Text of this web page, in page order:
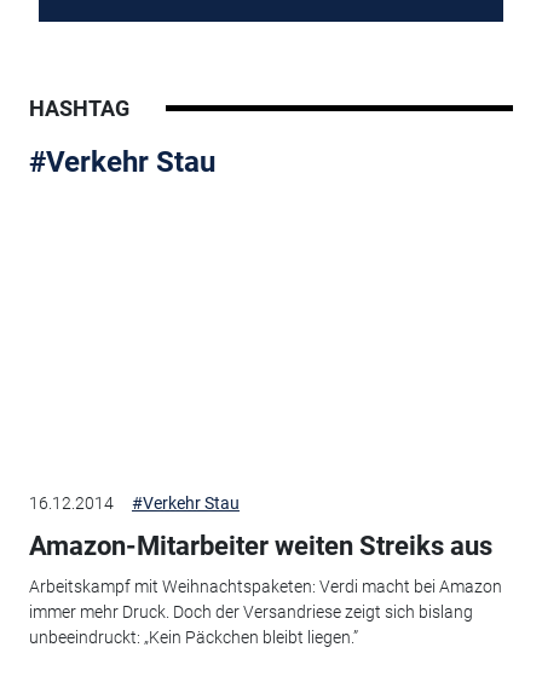
HASHTAG
#Verkehr Stau
16.12.2014 #Verkehr Stau
Amazon-Mitarbeiter weiten Streiks aus
Arbeitskampf mit Weihnachtspaketen: Verdi macht bei Amazon
immer mehr Druck. Doch der Versandriese zeigt sich bislang
unbeeindruckt: „Kein Päckchen bleibt liegen.”